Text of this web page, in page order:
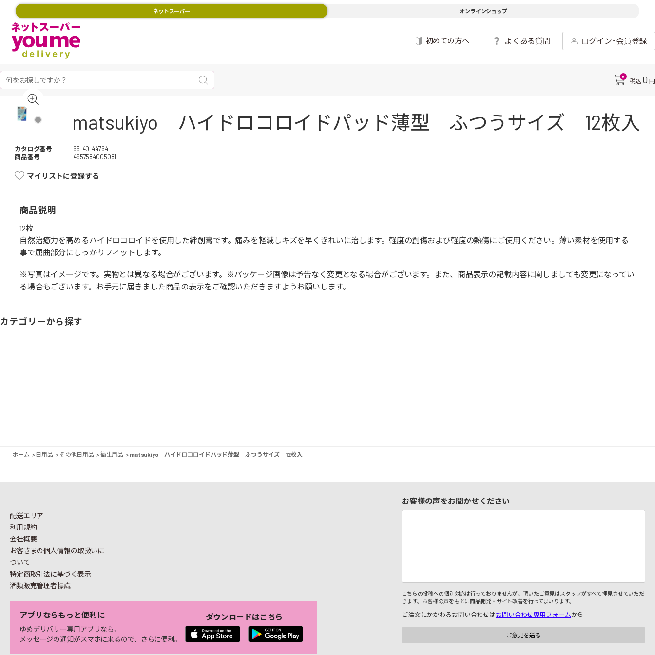
ネットスーパー オンラインショップ
初めての方へ よくある質問 ログイン･会員登録
0
税込 0 円
matsukiyo ハイドロコロイドパッド薄型 ふつうサイズ 12枚入
カタログ番号
65-40-44764
商品番号
4957584005081
マイリストに登録する
商品説明
12枚
自然治癒力を高めるハイドロコロイドを使用した絆創膏です。痛みを軽減しキズを早くきれいに治します。軽度の創傷および軽度の熱傷にご使用ください。薄い素材を使用する
事で屈曲部分にしっかりフィットします。
※写真はイメージです。実物とは異なる場合がございます。※パッケージ画像は予告なく変更となる場合がございます。また、商品表示の記載内容に関しましても変更になってい
る場合もございます。お手元に届きました商品の表示をご確認いただきますようお願いします。
カテゴリーから探す
ホーム >日用品 > その他日用品 >衛生用品 > matsukiyo ハイドロコロイドパッド薄型 ふつうサイズ 12枚入
配送エリア
利用規約
会社概要
お客さまの個人情報の取扱いに
ついて
特定商取引法に基づく表示
酒類販売管理者標識
アプリならもっと便利に
ゆめデリバリー専用アプリなら、
メッセージの通知がスマホに来るので、さらに便利。
ダウンロードはこちら
お客様の声をお聞かせください
こちらの投稿への個別対応は行っておりませんが、頂いたご意見はスタッフがすべて拝見させていただ
きます。お客様の声をもとに商品開発・サイト改善を行ってまいります。
ご注文にかかわるお問い合わせはお問い合わせ専用フォームから